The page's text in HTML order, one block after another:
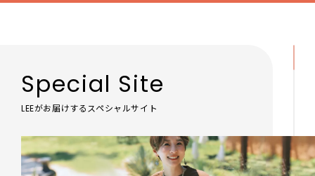
Special Site
LEEがお届けするスペシャルサイト